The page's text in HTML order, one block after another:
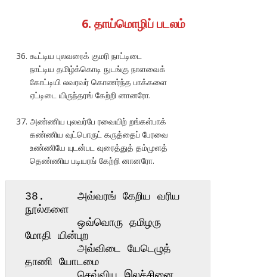
6. தாய்மொழிப் படலம்
கூட்டிய புலவரைக் குமரி நாட்டிடை
நாட்டிய தமிழ்க்கொடி நுடங்கு நாளவைக்
கோட்டியி லவரவர் கொணர்ந்த பாக்களை
ஏட்டிடை யிருந்தரங் கேற்றி னானரோ.
அண்ணிய புலவர்பே ரவையிற் றங்கள்பாக்
கண்ணிய வுட்பொருட் கருத்தைப் பேரவை
உண்ணியே யுடன்பட வுரைத்துத் தம்முளத்
தெண்ணிய படியரங் கேற்றி னானரோ.
38.     அவ்வரங் கேறிய வரிய
நூல்களை
        ஒவ்வொரு தமிழரு
மோதி யின்புற
        அவ்விடை யேடெழுத்
தாணி யோடமை